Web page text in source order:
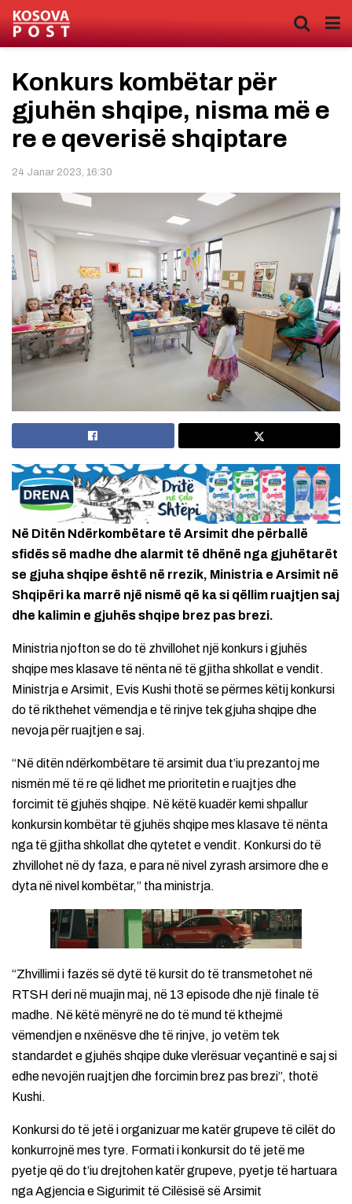
Konkurs kombëtar për
gjuhën shqipe, nisma më e
re e qeverisë shqiptare
24 Janar 2023, 16:30
Në Ditën Ndërkombëtare të Arsimit dhe përballë
sfidës së madhe dhe alarmit të dhënë nga gjuhëtarët
se gjuha shqipe është në rrezik, Ministria e Arsimit në
Shqipëri ka marrë një nismë që ka si qëllim ruajtjen saj
dhe kalimin e gjuhës shqipe brez pas brezi.
Ministria njofton se do të zhvillohet një konkurs i gjuhës
shqipe mes klasave të nënta në të gjitha shkollat e vendit.
Ministrja e Arsimit, Evis Kushi thotë se përmes këtij konkursi
do të rikthehet vëmendja e të rinjve tek gjuha shqipe dhe
nevoja për ruajtjen e saj.
“Në ditën ndërkombëtare të arsimit dua t’iu prezantoj me
nismën më të re që lidhet me prioritetin e ruajtjes dhe
forcimit të gjuhës shqipe. Në këtë kuadër kemi shpallur
konkursin kombëtar të gjuhës shqipe mes klasave të nënta
nga të gjitha shkollat dhe qytetet e vendit. Konkursi do të
zhvillohet në dy faza, e para në nivel zyrash arsimore dhe e
dyta në nivel kombëtar,” tha ministrja.
“Zhvillimi i fazës së dytë të kursit do të transmetohet në
RTSH deri në muajin maj, në 13 episode dhe një finale të
madhe. Në këtë mënyrë ne do të mund të kthejmë
vëmendjen e nxënësve dhe të rinjve, jo vetëm tek
standardet e gjuhës shqipe duke vlerësuar veçantinë e saj si
edhe nevojën ruajtjen dhe forcimin brez pas brezi”, thotë
Kushi.
Konkursi do të jetë i organizuar me katër grupeve të cilët do
konkurrojnë mes tyre. Formati i konkursit do të jetë me
pyetje që do t’iu drejtohen katër grupeve, pyetje të hartuara
nga Agjencia e Sigurimit të Cilësisë së Arsimit